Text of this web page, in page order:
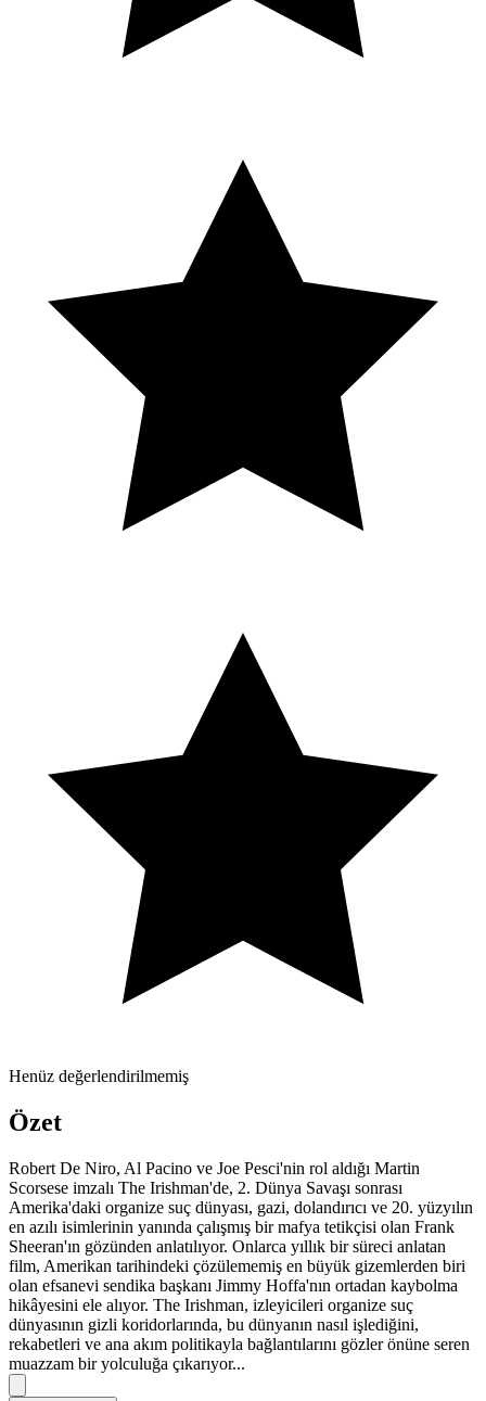
Henüz değerlendirilmemiş
Özet
Robert De Niro, Al Pacino ve Joe Pesci'nin rol aldığı Martin
Scorsese imzalı The Irishman'de, 2. Dünya Savaşı sonrası
Amerika'daki organize suç dünyası, gazi, dolandırıcı ve 20. yüzyılın
en azılı isimlerinin yanında çalışmış bir mafya tetikçisi olan Frank
Sheeran'ın gözünden anlatılıyor. Onlarca yıllık bir süreci anlatan
film, Amerikan tarihindeki çözülememiş en büyük gizemlerden biri
olan efsanevi sendika başkanı Jimmy Hoffa'nın ortadan kaybolma
hikâyesini ele alıyor. The Irishman, izleyicileri organize suç
dünyasının gizli koridorlarında, bu dünyanın nasıl işlediğini,
rekabetleri ve ana akım politikayla bağlantılarını gözler önüne seren
muazzam bir yolculuğa çıkarıyor...